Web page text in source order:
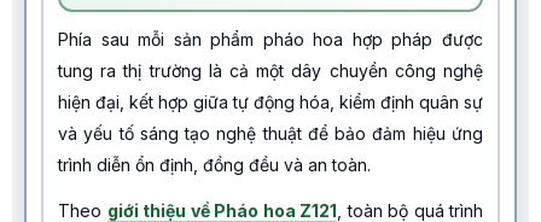
Phía sau mỗi sản phẩm pháo hoa hợp pháp được
tung ra thị trường là cả một dây chuyền công nghệ
hiện đại, kết hợp giữa tự động hóa, kiểm định quân sự
và yếu tố sáng tạo nghệ thuật để bảo đảm hiệu ứng
trình diễn ổn định, đồng đều và an toàn.
Theo giới thiệu về Pháo hoa Z121 , toàn bộ quá trình